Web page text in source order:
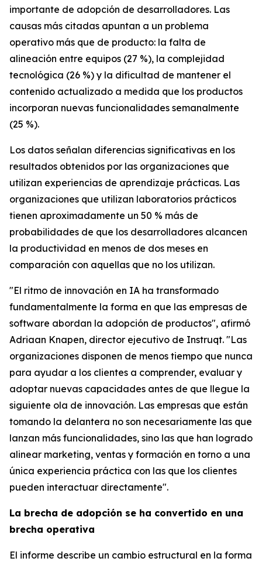
importante de adopción de desarrolladores. Las
causas más citadas apuntan a un problema
operativo más que de producto: la falta de
alineación entre equipos (27 %), la complejidad
tecnológica (26 %) y la dificultad de mantener el
contenido actualizado a medida que los productos
incorporan nuevas funcionalidades semanalmente
(25 %).
Los datos señalan diferencias significativas en los
resultados obtenidos por las organizaciones que
utilizan experiencias de aprendizaje prácticas. Las
organizaciones que utilizan laboratorios prácticos
tienen aproximadamente un 50 % más de
probabilidades de que los desarrolladores alcancen
la productividad en menos de dos meses en
comparación con aquellas que no los utilizan.
"El ritmo de innovación en IA ha transformado
fundamentalmente la forma en que las empresas de
software abordan la adopción de productos", afirmó
Adriaan Knapen, director ejecutivo de Instruqt. "Las
organizaciones disponen de menos tiempo que nunca
para ayudar a los clientes a comprender, evaluar y
adoptar nuevas capacidades antes de que llegue la
siguiente ola de innovación. Las empresas que están
tomando la delantera no son necesariamente las que
lanzan más funcionalidades, sino las que han logrado
alinear marketing, ventas y formación en torno a una
única experiencia práctica con las que los clientes
pueden interactuar directamente".
La brecha de adopción se ha convertido en una
brecha operativa
El informe describe un cambio estructural en la forma